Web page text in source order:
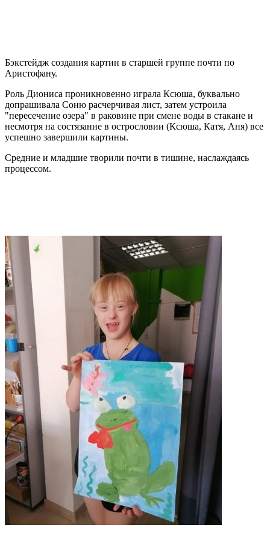
Бэкстейдж создания картин в старшей группе почти по
Аристофану.
Роль Диониса проникновенно играла Ксюша, буквально
допрашивала Соню расчерчивая лист, затем устроила
"пересечение озера" в раковине при смене воды в стакане и
несмотря на состязание в острословии (Ксюша, Катя, Аня) все
успешно завершили картины.
Средние и младшие творили почти в тишине, наслаждаясь
процессом.